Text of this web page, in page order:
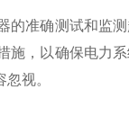
确测试和监测
，以确保电力
视。